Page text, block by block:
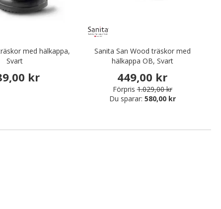
med hälkappa,
Svart
kr
Sanita San Wood träskor med
hälkappa OB, Svart
449,00 kr
Förpris 1.029,00 kr
Du sparar: 580,00 kr